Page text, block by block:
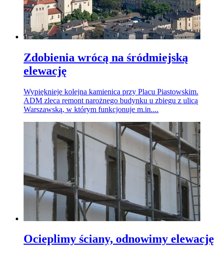
Zdobienia wrócą na śródmiejską
elewację
Wypięknieje kolejna kamienica przy Placu Piastowskim.
ADM zleca remont narożnego budynku u zbiegu z ulicą
Warszawską, w którym funkcjonuje m.in....
Ocieplimy ściany, odnowimy elewację